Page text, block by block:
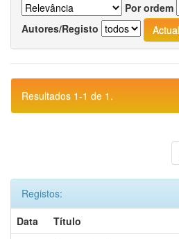
Por ordem
Autores/Registo
Resultados 1-1 de 1.
Registos:
Data
Título